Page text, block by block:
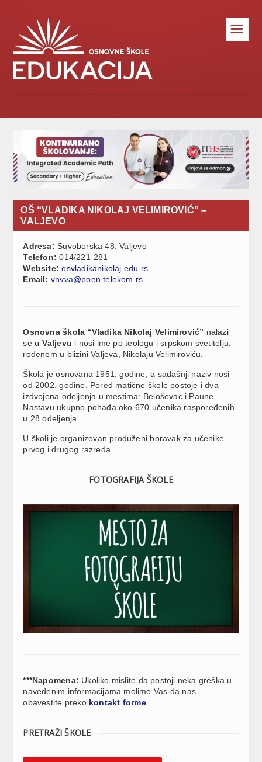
☰
OŠ “VLADIKA NIKOLAJ VELIMIROVIĆ” –
VALJEVO
Adresa:Suvoborska 48, Valjevo
Telefon:014/221-281
Website:osvladikanikolaj.edu.rs
Email: vnvva@poen.telekom.rs
Osnovna škola “Vladika Nikolaj Velimirović” nalazi
seu Valjevu i nosi ime po teologu i srpskom svetitelju,
rođenom u blizini Valjeva, Nikolaju Velimiroviću.
Škola je osnovana 1951. godine, a sadašnji naziv nosi
od 2002. godine. Pored matične škole postoje i dva
izdvojena odeljenja u mestima: Beloševac i Paune.
Nastavu ukupno pohađa oko 670 učenika raspoređenih
u 28 odeljenja.
U školi je organizovan produženi boravak za učenike
prvog i drugog razreda.
FOTOGRAFIJA ŠKOLE
***Napomena: Ukoliko mislite da postoji neka greška u
navedenim informacijama molimo Vas da nas
obavestite preko kontakt forme.
PRETRAŽI ŠKOLE